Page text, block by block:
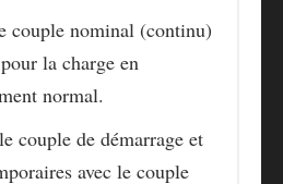
couple nominal (continu)
la charge en
normal.
couple de démarrage et
avec le couple